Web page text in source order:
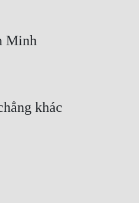
Minh
khác